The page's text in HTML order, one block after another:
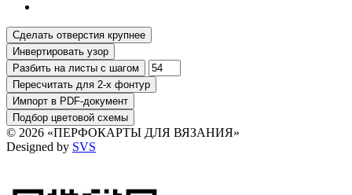
© 2026 «ПЕРФОКАРТЫ ДЛЯ ВЯЗАНИЯ»
Designed by SVS